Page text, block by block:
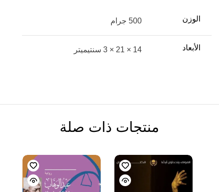
الوزن 500 جرام
الأبعاد 14 × 21 × 3 سنتيميتر
منتجات ذات صلة